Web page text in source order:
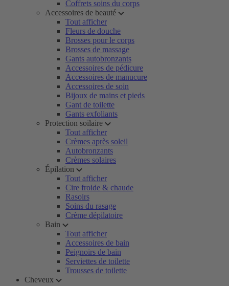
Coffrets soins du corps
Accessoires de beauté
Tout afficher
Fleurs de douche
Brosses pour le corps
Brosses de massage
Gants autobronzants
Accessoires de pédicure
Accessoires de manucure
Accessoires de soin
Bijoux de mains et pieds
Gant de toilette
Gants exfoliants
Protection soilaire
Tout afficher
Crèmes après soleil
Autobronzants
Crèmes solaires
Épilation
Tout afficher
Cire froide & chaude
Rasoirs
Soins du rasage
Crème dépilatoire
Bain
Tout afficher
Accessoires de bain
Peignoirs de bain
Serviettes de toilette
Trousses de toilette
Cheveux